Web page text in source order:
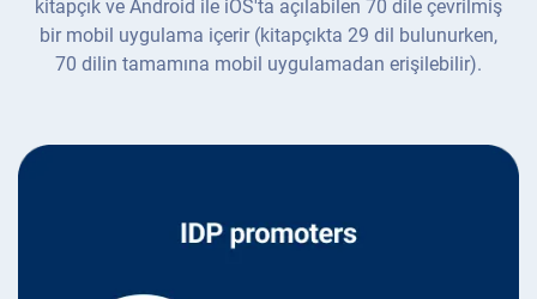
kitapçık ve Android ile iOS'ta açılabilen 70 dile çevrilmiş
bir mobil uygulama içerir (kitapçıkta 29 dil bulunurken,
70 dilin tamamına mobil uygulamadan erişilebilir).